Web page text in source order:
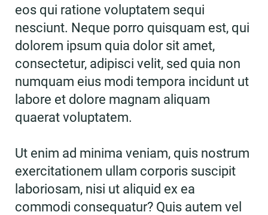
eos qui ratione voluptatem sequi
nesciunt. Neque porro quisquam est, qui
dolorem ipsum quia dolor sit amet,
consectetur, adipisci velit, sed quia non
numquam eius modi tempora incidunt ut
labore et dolore magnam aliquam
quaerat voluptatem.
Ut enim ad minima veniam, quis nostrum
exercitationem ullam corporis suscipit
laboriosam, nisi ut aliquid ex ea
commodi consequatur? Quis autem vel